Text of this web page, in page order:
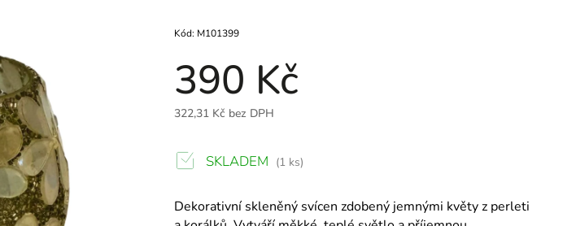
390 Kč
322,31 Kč bez DPH
Kód: M101399
Dekorativní skleněný svícen zdobený jemnými květy z perleti
SKLADEM (1 ks)